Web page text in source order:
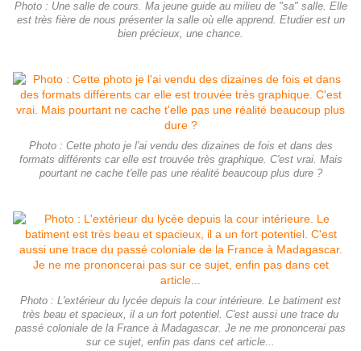
Photo : Une salle de cours. Ma jeune guide au milieu de "sa" salle. Elle
est très fière de nous présenter la salle où elle apprend. Etudier est un
bien précieux, une chance.
Photo : Cette photo je l'ai vendu des dizaines de fois et dans des
formats différents car elle est trouvée très graphique. C'est vrai. Mais
pourtant ne cache t'elle pas une réalité beaucoup plus dure ?
Photo : L'extérieur du lycée depuis la cour intérieure. Le batiment est
très beau et spacieux, il a un fort potentiel. C'est aussi une trace du
passé coloniale de la France à Madagascar. Je ne me prononcerai pas
sur ce sujet, enfin pas dans cet article...